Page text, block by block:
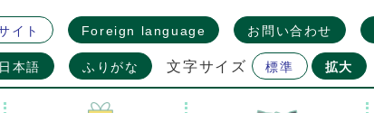
イト Foreign language お問い合わせ
本語 ふりがな 文字サイズ 標準 拡大